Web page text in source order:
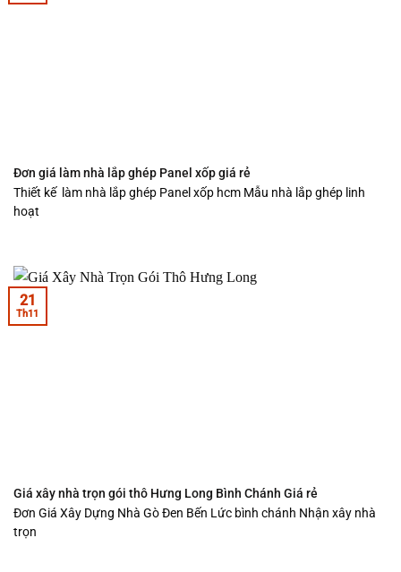
Đơn giá làm nhà lắp ghép Panel xốp giá rẻ
Thiết kế làm nhà lắp ghép Panel xốp hcm Mẫu nhà lắp ghép linh
hoạt
Giá xây nhà trọn gói thô Hưng Long Bình Chánh Giá rẻ
Đơn Giá Xây Dựng Nhà Gò Đen Bến Lức bình chánh Nhận xây nhà
trọn
21
Th11